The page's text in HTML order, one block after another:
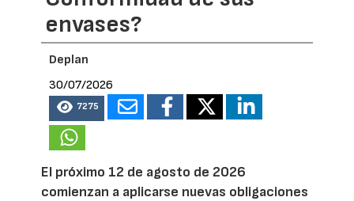
envases?
Deplan
30/07/2026
7275
El próximo 12 de agosto de 2026
comienzan a aplicarse nuevas obligaciones